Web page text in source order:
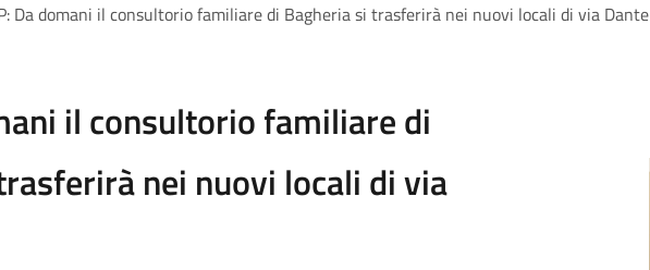
Da domani il consultorio familiare di Bagheria si trasferirà nei nuovi locali di via Dante
il consultorio familiare di
nei nuovi locali di via